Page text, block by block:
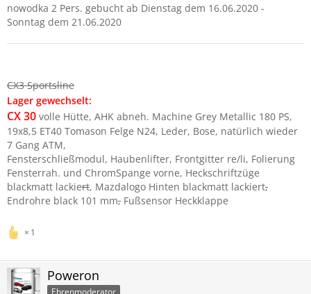
nowodka 2 Pers. gebucht ab Dienstag dem 16.06.2020 -
Sonntag dem 21.06.2020
CX3 Sportsline
Lager gewechselt:
CX 30 volle Hütte, AHK abneh. Machine Grey Metallic 180 PS,
19x8,5 ET40 Tomason Felge N24, Leder, Bose, natürlich wieder
7 Gang ATM,
Fensterschließmodul, Haubenlifter, Frontgitter re/li, Folierung
Fensterrah. und ChromSpange vorne, Heckschriftzüge
blackmatt lackiert, Mazdalogo Hinten blackmatt lackiert,
Endrohre black 101 mm, Fußsensor Heckklappe
1
Poweron
Ehrenmoderator